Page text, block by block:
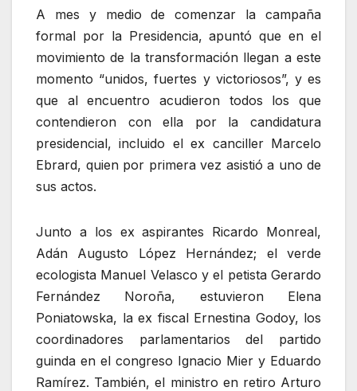
A mes y medio de comenzar la campaña
formal por la Presidencia, apuntó que en el
movimiento de la transformación llegan a este
momento
unidos, fuertes y victoriosos , y es
que al encuentro acudieron todos los que
contendieron con ella por la candidatura
presidencial, incluido el ex canciller Marcelo
Ebrard, quien por primera vez asistió a uno de
sus actos.
Junto a los ex aspirantes Ricardo Monreal,
Adán Augusto López Hernández; el verde
ecologista Manuel Velasco y el petista Gerardo
Fernández Noroña, estuvieron Elena
Poniatowska, la ex fiscal Ernestina Godoy, los
coordinadores parlamentarios del partido
guinda en el congreso Ignacio Mier y Eduardo
Ramírez. También, el ministro en retiro Arturo